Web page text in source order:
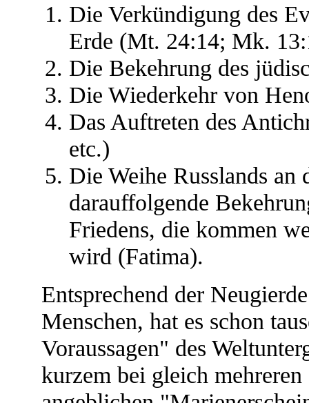
Die Verkündigung des
Erde (Mt. 24:14; Mk.
Die Bekehrung des
Die Wiederkehr von
Das Auftreten des
etc.)
Die Weihe Russlands
darauffolgende
Friedens, die kommen
wird (Fatima).
Entsprechend der
Menschen, hat es schon
Voraussagen" des
kurzem bei gleich